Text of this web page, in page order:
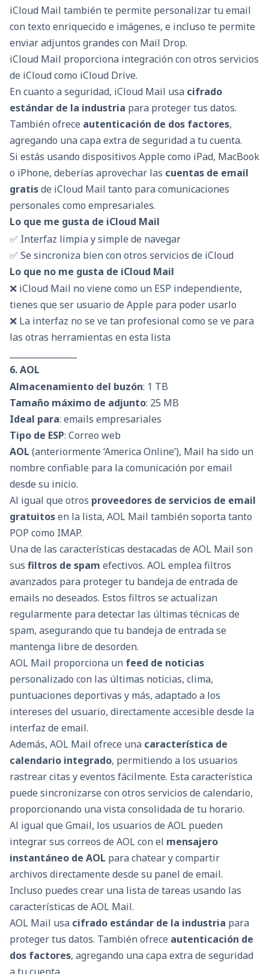
iCloud Mail también te permite personalizar tu email
con texto enriquecido e imágenes, e incluso te permite
enviar adjuntos grandes con Mail Drop.
iCloud Mail proporciona integración con otros servicios
de iCloud como iCloud Drive.
En cuanto a seguridad, iCloud Mail usa cifrado
estándar de la industria para proteger tus datos.
También ofrece autenticación de dos factores,
agregando una capa extra de seguridad a tu cuenta.
Si estás usando dispositivos Apple como iPad, MacBook
o iPhone, deberías aprovechar las cuentas de email
gratisde iCloud Mail tanto para comunicaciones
personales como empresariales.
Lo que me gusta de iCloud Mail
✅ Interfaz limpia y simple de navegar
✅ Se sincroniza bien con otros servicios de iCloud
Lo que no me gusta de iCloud Mail
❌ iCloud Mail no viene como un ESP independiente,
tienes que ser usuario de Apple para poder usarlo
❌ La interfaz no se ve tan profesional como se ve para
las otras herramientas en esta lista
6. AOL
Almacenamiento del buzón: 1 TB
Tamaño máximo de adjunto: 25 MB
Ideal para: emails empresariales
Tipo de ESP: Correo web
AOL (anteriormente ‘America Online’), Mail ha sido un
nombre confiable para la comunicación por email
desde su inicio.
Al igual que otros proveedores de servicios de email
gratuitosen la lista, AOL Mail también soporta tanto
POP como IMAP.
Una de las características destacadas de AOL Mail son
sus filtros de spam efectivos. AOL emplea filtros
avanzados para proteger tu bandeja de entrada de
emails no deseados. Estos filtros se actualizan
regularmente para detectar las últimas técnicas de
spam, asegurando que tu bandeja de entrada se
mantenga libre de desorden.
AOL Mail proporciona un feed de noticias
personalizado con las últimas noticias, clima,
puntuaciones deportivas y más, adaptado a los
intereses del usuario, directamente accesible desde la
interfaz de email.
Además, AOL Mail ofrece una característica de
calendario integrado, permitiendo a los usuarios
rastrear citas y eventos fácilmente. Esta característica
puede sincronizarse con otros servicios de calendario,
proporcionando una vista consolidada de tu horario.
Al igual que Gmail, los usuarios de AOL pueden
integrar sus correos de AOL con el mensajero
instantáneo de AOL para chatear y compartir
archivos directamente desde su panel de email.
Incluso puedes crear una lista de tareas usando las
características de AOL Mail.
AOL Mail usa cifrado estándar de la industria para
proteger tus datos. También ofrece autenticación de
dos factores, agregando una capa extra de seguridad